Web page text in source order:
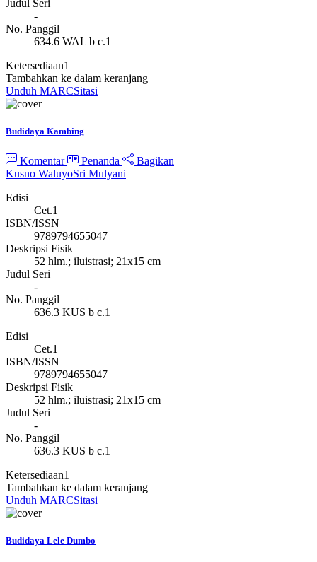
Judul Seri
-
No. Panggil
634.6 WAL b c.1
Ketersediaan1
Tambahkan ke dalam keranjang
Unduh MARCSitasi
Budidaya Kambing
Komentar Penanda
Bagikan
Kusno WaluyoSri Mulyani
Edisi
Cet.1
ISBN/ISSN
9789794655047
Deskripsi Fisik
52 hlm.; iluistrasi; 21x15 cm
Judul Seri
-
No. Panggil
636.3 KUS b c.1
Edisi
Cet.1
ISBN/ISSN
9789794655047
Deskripsi Fisik
52 hlm.; iluistrasi; 21x15 cm
Judul Seri
-
No. Panggil
636.3 KUS b c.1
Ketersediaan1
Tambahkan ke dalam keranjang
Unduh MARCSitasi
Budidaya Lele Dumbo